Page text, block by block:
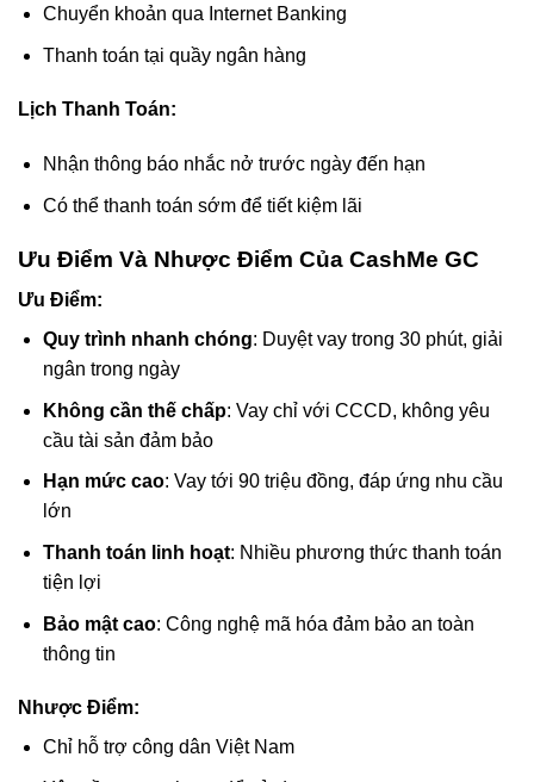
Chuyển khoản qua Internet Banking
Thanh toán tại quầy ngân hàng
Lịch Thanh Toán:
Nhận thông báo nhắc nở trước ngày đến hạn
Có thể thanh toán sớm để tiết kiệm lãi
Ưu Điểm Và Nhược Điểm Của CashMe GC
Ưu Điểm:
Quy trình nhanh chóng: Duyệt vay trong 30 phút, giải
ngân trong ngày
Không cần thế chấp: Vay chỉ với CCCD, không yêu
cầu tài sản đảm bảo
Hạn mức cao: Vay tới 90 triệu đồng, đáp ứng nhu cầu
lớn
Thanh toán linh hoạt: Nhiều phương thức thanh toán
tiện lợi
Bảo mật cao: Công nghệ mã hóa đảm bảo an toàn
thông tin
Nhược Điểm:
Chỉ hỗ trợ công dân Việt Nam